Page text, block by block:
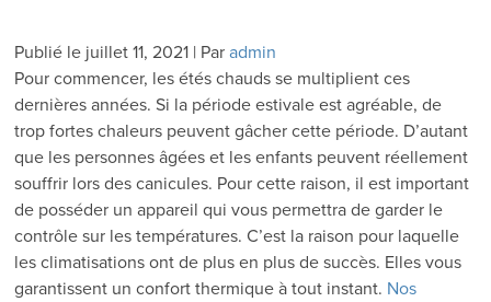
Publié le juillet 11, 2021 | Par admin
Pour commencer, les étés chauds se multiplient ces
dernières années. Si la période estivale est agréable, de
trop fortes chaleurs peuvent gâcher cette période. D’autant
que les personnes âgées et les enfants peuvent réellement
souffrir lors des canicules. Pour cette raison, il est important
de posséder un appareil qui vous permettra de garder le
contrôle sur les températures. C’est la raison pour laquelle
les climatisations ont de plus en plus de succès. Elles vous
garantissent un confort thermique à tout instant. Nos